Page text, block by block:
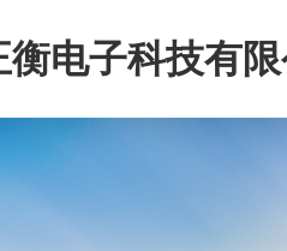
衡电子科技有